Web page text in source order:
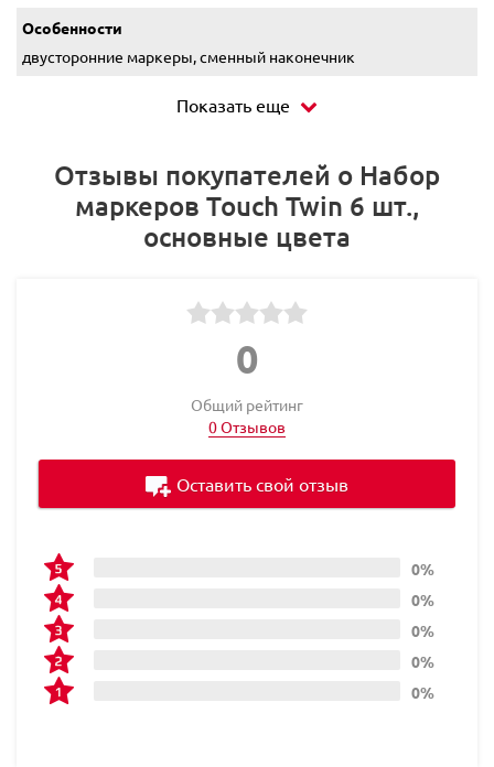
Особенности
двусторонние маркеры, сменный наконечник
Показать еще
Отзывы покупателей о Набор
маркеров Touch Twin 6 шт.,
основные цвета
0
Общий рейтинг
0 Отзывов
0%
0%
0%
0%
0%
Оставить свой отзыв